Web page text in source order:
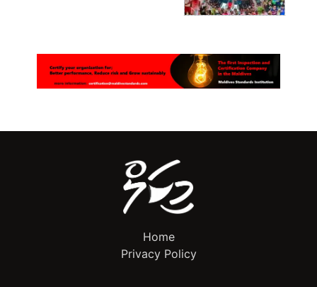
Home
Privacy Policy